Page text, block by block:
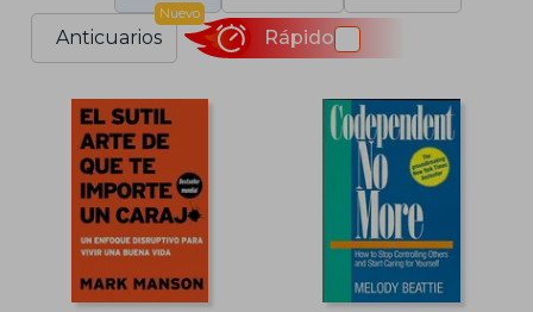
Anticuarios
Nuevo
Rápido